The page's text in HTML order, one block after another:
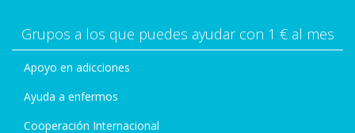
Grupos a los que puedes ayudar con 1 € al mes
Apoyo en adicciones
Ayuda a enfermos
Cooperación Internacional